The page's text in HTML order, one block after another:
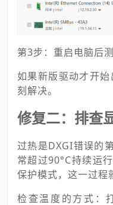
第3步：重启电脑后测
如果新版驱动才开
刻解决。
修复二：排查
过热是DXGI错误的
常超过90°C持续运
保护模式，这一过程
检查温度的方式：